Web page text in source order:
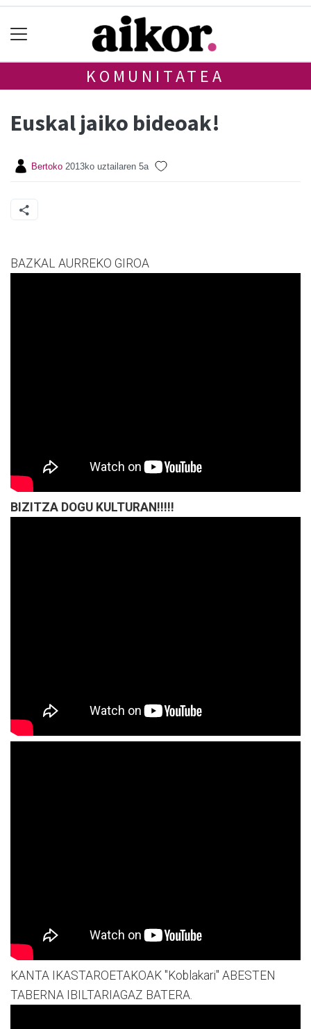
KOMUNITATEA
Euskal jaiko bideoak!
Bertoko 2013ko uztailaren 5a
BAZKAL AURREKO GIROA
BIZITZA DOGU KULTURAN!!!!!
KANTA IKASTAROETAKOAK "Koblakari" ABESTEN
TABERNA IBILTARIAGAZ BATERA.